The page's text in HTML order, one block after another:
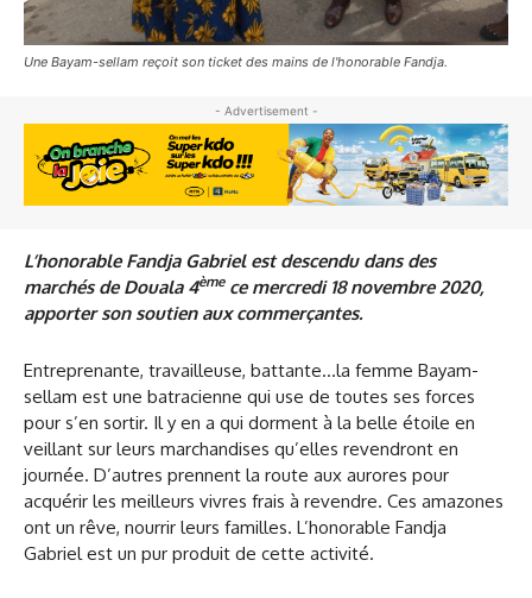
Une Bayam-sellam reçoit son ticket des mains de l'honorable Fandja.
- Advertisement -
L’honorable Fandja Gabriel est descendu dans des
marchés de Douala 4èmece mercredi 18 novembre 2020,
apporter son soutien aux commerçantes.
Entreprenante, travailleuse, battante…la femme Bayam-
sellam est une batracienne qui use de toutes ses forces
pour s’en sortir. Il y en a qui dorment à la belle étoile en
veillant sur leurs marchandises qu’elles revendront en
journée. D’autres prennent la route aux aurores pour
acquérir les meilleurs vivres frais à revendre. Ces amazones
ont un rêve, nourrir leurs familles. L’honorable Fandja
Gabriel est un pur produit de cette activité.